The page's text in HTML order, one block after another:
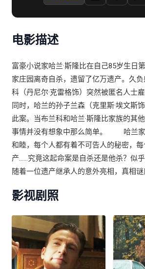
琳娜·福特 / 劳尔·卡斯蒂略 / 雪莉·罗德里格斯 / 约瑟夫·高
登-莱维特 / 加布里埃尔·洛莱斯
电影描述
富豪小说家哈兰·斯隆比在自己85岁生日
家庄园离奇自杀，遗留了亿万遗产。久
科（丹尼尔·克雷格饰）突然被匿名人士
同时，哈兰的孙子兰森（克里斯·埃文斯
此案。当布兰科和哈兰·斯隆比家族的其
事情并没有想象中那么简单。 哈兰家
和睦，每个人都有着不可告人的秘密，
产……究竟这起命案是自杀还是他杀？似乎
随着一位遗产继承人的意外亮相，真相
影视剧照